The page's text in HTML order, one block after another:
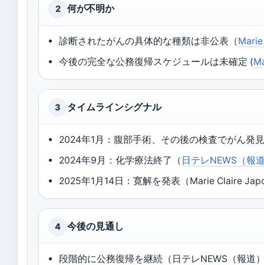
2 何が不明か
診断されたがんの具体的な種類は非公表（
今後の完全な公務復帰スケジュールは未確定 (
3 タイムラインシグナル
2024年1月：腹部手術、その後の検査でがん発
2024年9月：化学療法終了（ 日テレNEWS（報
2025年1月14日：寛解を発表（Marie Claire
4 今後の見通し
段階的に公務復帰を継続（日テレNEWS（報道